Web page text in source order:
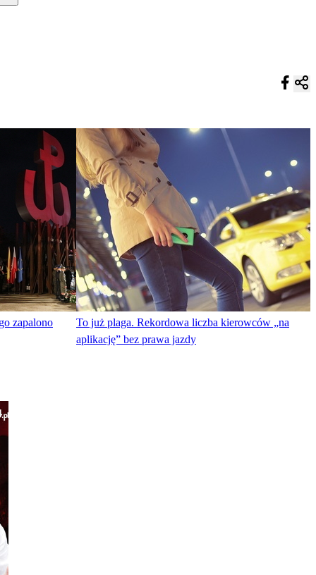
zapalono
To już plaga. Rekordowa liczba kierowców „na
aplikację” bez prawa jazdy